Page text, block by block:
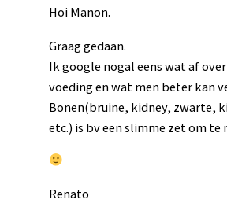
Hoi Manon.
Graag gedaan.
Ik google nogal eens wat af
voeding en wat men beter kan
Bonen(bruine, kidney, zwarte,
etc.) is bv een slimme zet om te
Renato